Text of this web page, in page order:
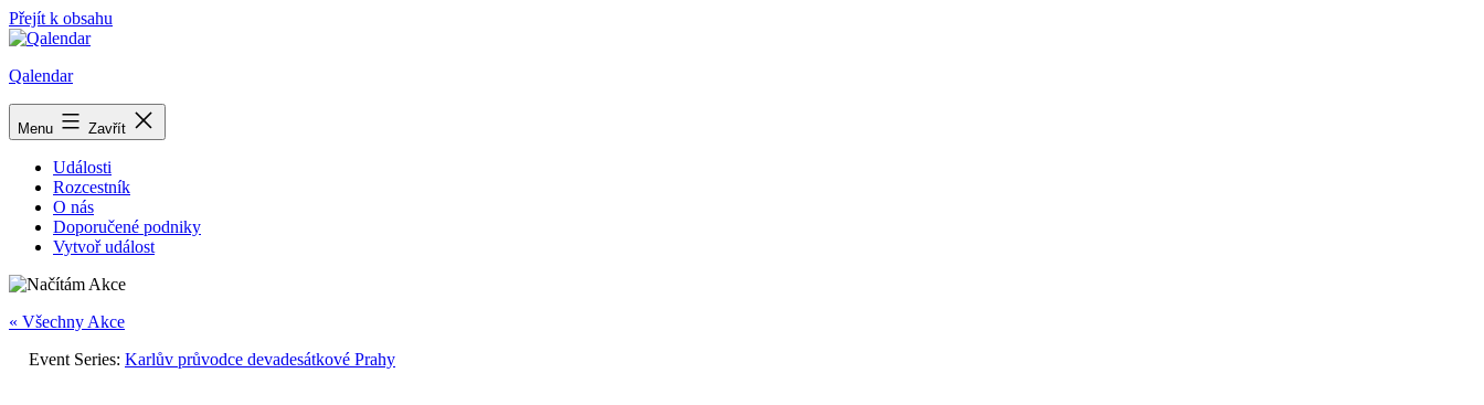
Přejít k obsahu
Qalendar
Menu Zavřít
Události
Rozcestník
O nás
Doporučené podniky
Vytvoř událost
« Všechny Akce
Event Series: Karlův průvodce devadesátkové Prahy